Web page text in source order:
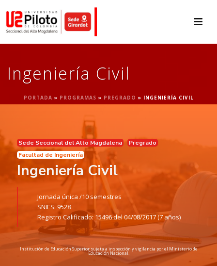
Ingeniería Civil
PORTADA » PROGRAMAS » PREGRADO » INGENIERÍA CIVIL
Sede Seccional del Alto Magdalena Pregrado
Facultad de Ingeniería
Ingeniería Civil
Jornada única /10 semestres
SNIES: 9528
Registro Calificado: 15496 del 04/08/2017 (7 años)
Institución de Educación Superior sujeta a inspección y vigilancia por el Ministerio de
Educación Nacional.